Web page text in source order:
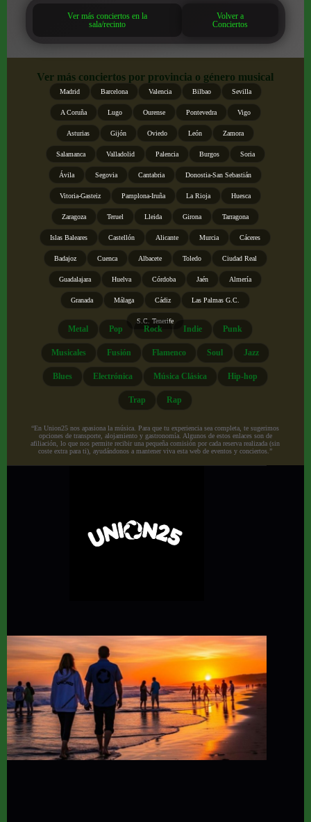
Ver más conciertos en la
sala/recinto
Volver a
Conciertos
Ver más conciertos por provincia o género musical
Madrid Barcelona Valencia Bilbao Sevilla
A Coruña Lugo Ourense Pontevedra Vigo
Asturias Gijón Oviedo León Zamora
Salamanca Valladolid Palencia Burgos Soria
Ávila Segovia Cantabria Donostia-San Sebastián
Vitoria-Gasteiz Pamplona-Iruña La Rioja Huesca
Zaragoza Teruel Lleida Girona Tarragona
Islas Baleares Castellón Alicante Murcia Cáceres
Badajoz Cuenca Albacete Toledo Ciudad Real
Guadalajara Huelva Córdoba Jaén Almería
Granada Málaga Cádiz Las Palmas G.C.
S.C. Tenerife
Metal Pop Rock Indie Punk
Musicales Fusión Flamenco Soul Jazz
Blues Electrónica Música Clásica Hip-hop
Trap Rap
“En Union25 nos apasiona la música. Para que tu experiencia sea completa, te sugerimos
opciones de transporte, alojamiento y gastronomía. Algunos de estos enlaces son de
afiliación, lo que nos permite recibir una pequeña comisión por cada reserva realizada (sin
coste extra para ti), ayudándonos a mantener viva esta web de eventos y conciertos.”